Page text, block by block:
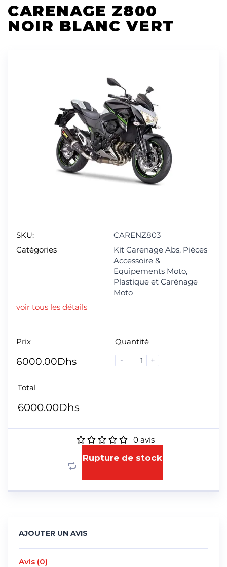
CARENAGE Z800
NOIR BLANC VERT
SKU:
CARENZ803
Catégories
Kit Carenage Abs, Pièces
Accessoire &
Equipements Moto,
Plastique et Carénage
Moto
voir tous les détails
Prix
6000.00Dhs
Quantité
-
+
Total
6000.00Dhs
0avis
Rupture de stock
AJOUTER UN AVIS
Avis (0)